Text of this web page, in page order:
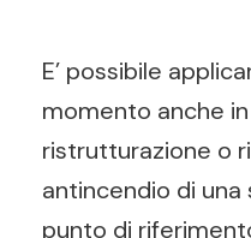
E’ possibile
momento anche
ristrutturazione o
antincendio di
punto di